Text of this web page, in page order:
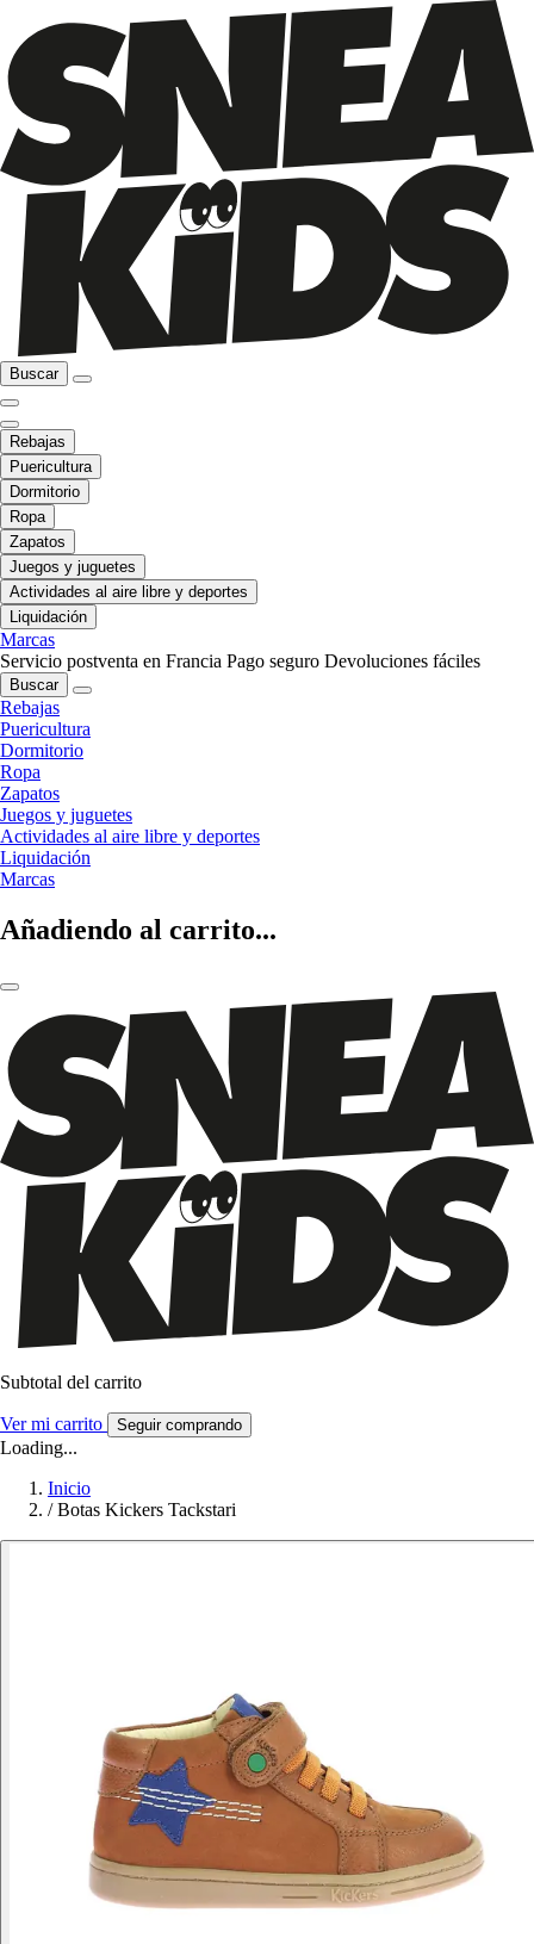
Buscar
Rebajas
Puericultura
Dormitorio
Ropa
Zapatos
Juegos y juguetes
Actividades al aire libre y deportes
Liquidación
Marcas
Servicio postventa en Francia Pago seguro Devoluciones fáciles
Buscar
Rebajas
Puericultura
Dormitorio
Ropa
Zapatos
Juegos y juguetes
Actividades al aire libre y deportes
Liquidación
Marcas
Añadiendo al carrito...
Subtotal del carrito
Ver mi carrito Seguir comprando
Loading...
Inicio
/ Botas Kickers Tackstari